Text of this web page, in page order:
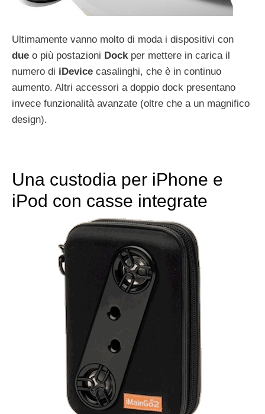
Ultimamente vanno molto di moda i dispositivi con
due o più postazioni Dockper mettere in carica il
numero di iDevice casalinghi, che è in continuo
aumento. Altri accessori a doppio dock presentano
invece funzionalità avanzate (oltre che a un magnifico
design).
Una custodia per iPhone e
iPod con casse integrate